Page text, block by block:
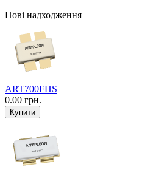
Нові надходження
ART700FHS
0.00 грн.